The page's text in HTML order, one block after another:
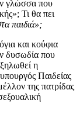
γλώσσα που
Τι θα πει
παιδιά»;
και κούφια
δυσωδία που
η
Παιδείας
της πατρίδας